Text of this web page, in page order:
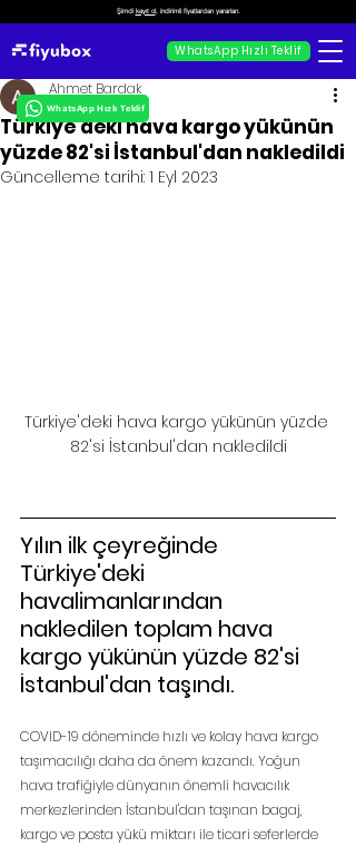
Şimdi kayıt ol, indirimli fiyatlardan yararlan.
WhatsApp Hızlı Teklif
Türkiye'deki hava kargo yükünün
yüzde 82'si İstanbul'dan nakledildi
Ahmet Bardak
Güncelleme tarihi: 1 Eyl 2023
Türkiye'deki hava kargo yükünün yüzde
82'si İstanbul'dan nakledildi
Yılın ilk çeyreğinde
Türkiye'deki
havalimanlarından
nakledilen toplam hava
kargo yükünün yüzde 82'si
İstanbul'dan taşındı.
COVID-19 döneminde hızlı ve kolay hava kargo
taşımacılığı daha da önem kazandı. Yoğun
hava trafiğiyle dünyanın önemli havacılık
merkezlerinden İstanbul'dan taşınan bagaj,
kargo ve posta yükü miktarı ile ticari seferlerde
WhatsApp Hızlı Teklif